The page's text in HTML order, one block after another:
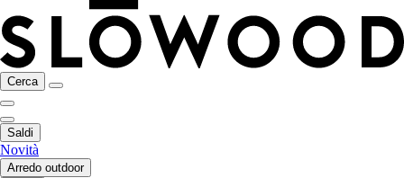
Cerca
Saldi
Novità
Arredo outdoor